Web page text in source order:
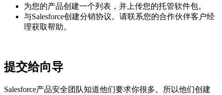
为您的产品创建一个列表，并上传您的托管软件包。
与Salesforce创建分销协议。请联系您的合作伙伴客户经
理获取帮助。
提交给向导
Salesforce产品安全团队知道他们要求你很多。所以他们创建